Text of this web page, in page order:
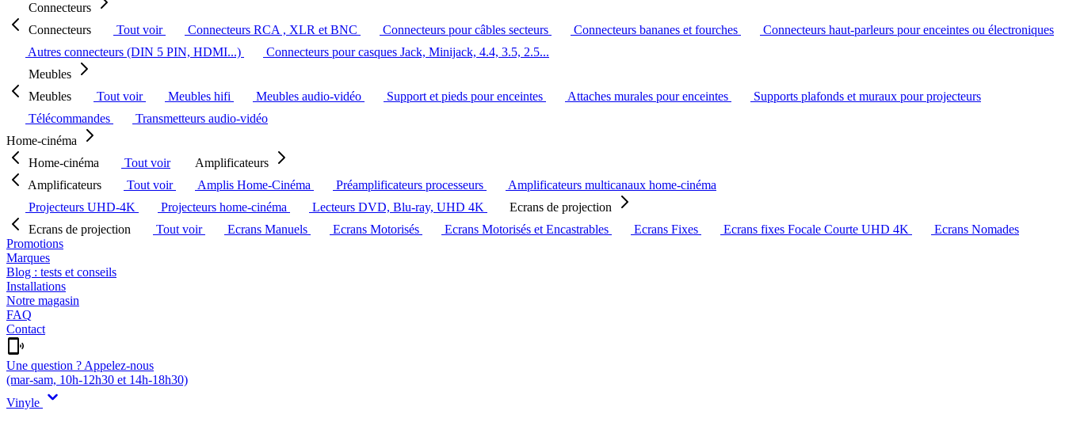
Connecteurs
Connecteurs
Tout voir Connecteurs RCA , XLR et BNC Connecteurs pour câbles secteurs Connecteurs bananes et fourches
Connecteurs haut-parleurs pour enceintes ou électroniques
Autres connecteurs (DIN 5 PIN, HDMI...)
Connecteurs pour casques Jack, Minijack, 4.4, 3.5, 2.5...
Meubles
Meubles
Tout voir Meubles hifi Meubles audio-vidéo Support et pieds pour enceintes Attaches murales pour enceintes
Supports plafonds et muraux pour projecteurs
Télécommandes
Transmetteurs audio-vidéo
Home-cinéma
Home-cinéma
Tout voir
Amplificateurs
Amplificateurs
Tout voir Amplis Home-Cinéma Préamplificateurs processeurs
Amplificateurs multicanaux home-cinéma
Projecteurs UHD-4K
Projecteurs home-cinéma Lecteurs DVD, Blu-ray, UHD 4K
Ecrans de projection
Ecrans de projection
Tout voir Ecrans Manuels Ecrans Motorisés Ecrans Motorisés et Encastrables Ecrans Fixes Ecrans fixes Focale Courte UHD 4K
Ecrans Nomades
Promotions
Marques
Blog : tests et conseils
Installations
Notre magasin
FAQ
Contact
Une question ? Appelez-nous
(mar-sam, 10h-12h30 et 14h-18h30)
Vinyle